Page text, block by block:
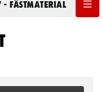
- Fästmaterial